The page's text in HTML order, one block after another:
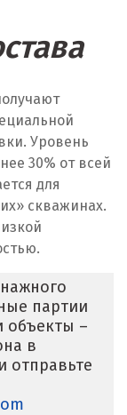
Уровень
30% от всей
для
скважинах.
партии
объекты –
в
отправьте